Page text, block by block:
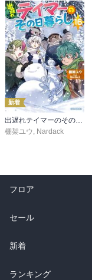
新着
出遅れテイマーのその日暮らし 16
棚架ユウ, Nardack
フロア
総合
ラノベ
雑誌・グラビア
セール
総合
ラノベ
新着
総合
ランキング